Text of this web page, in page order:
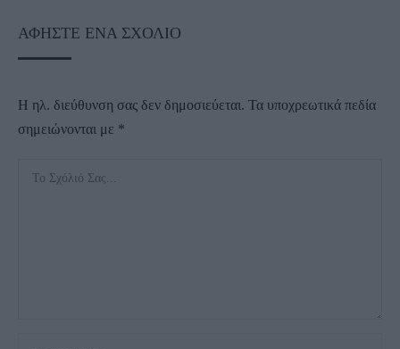
ΑΦΉΣΤΕ ΈΝΑ ΣΧΌΛΙΟ
Η ηλ. διεύθυνση σας δεν δημοσιεύεται. Τα υποχρεωτικά πεδία
σημειώνονται με *